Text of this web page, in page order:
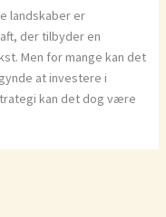
landskaber er
der tilbyder en
Men for mange kan det
at investere i
kan det dog være